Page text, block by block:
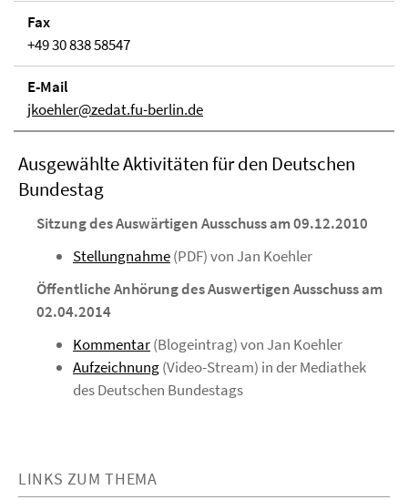
Fax
+49 30 838 58547
E-Mail
jkoehler@zedat.fu-berlin.de
Ausgewählte Aktivitäten für den Deutschen
Bundestag
Sitzung des Auswärtigen Ausschuss am 09.12.2010
Stellungnahme(PDF) von Jan Koehler
Öffentliche Anhörung des Auswertigen Ausschuss am
02.04.2014
Kommentar(Blogeintrag) von Jan Koehler
Aufzeichnung(Video-Stream) in der Mediathek
des Deutschen Bundestags
LINKS ZUM THEMA